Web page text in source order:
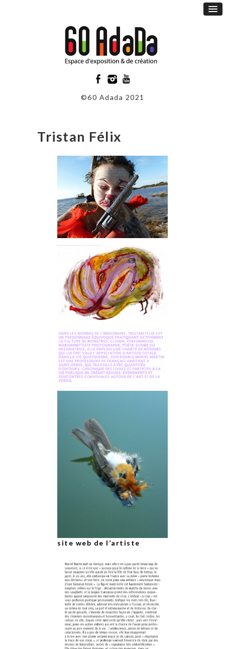
©60 Adada 2021
Tristan Félix
site web de l’artiste